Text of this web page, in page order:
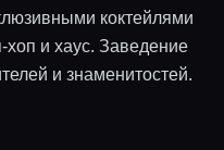
коктейлями
и хаус. Заведение
и знаменитостей.